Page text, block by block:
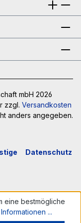
mbH 2026
zzgl. Versandkosten
anders angegeben.
Datenschutz
eine bestmögliche
...